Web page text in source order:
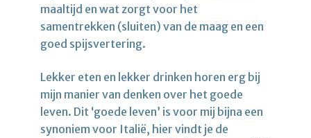
maaltijd en wat zorgt voor het
samentrekken (sluiten) van de maag en een
goed spijsvertering.
Lekker eten en lekker drinken horen erg bij
mijn manier van denken over het goede
leven. Dit ‘goede leven’ is voor mij bijna een
synoniem voor Italië, hier vindt je de